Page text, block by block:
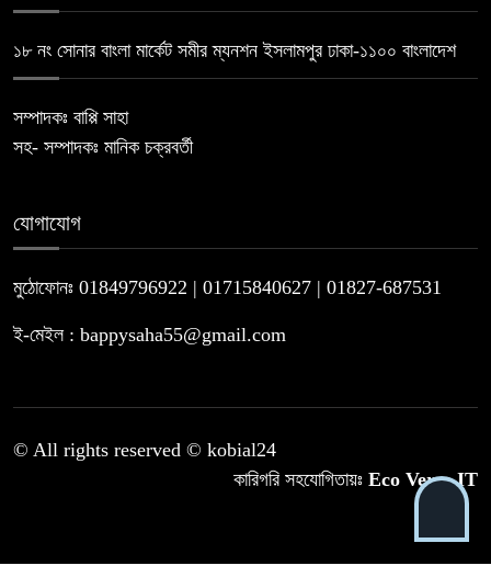
১৮ নং সোনার বাংলা মার্কেট সমীর ম্যনশন ইসলামপুর ঢাকা-১১০০ বাংলাদেশ
সম্পাদকঃ বাপ্পি সাহা
সহ- সম্পাদকঃ মানিক চক্রবর্তী
যোগাযোগ
মুঠোফোনঃ 01849796922 | 01715840627 | 01827-687531
ই-মেইল : bappysaha55@gmail.com
© All rights reserved © kobial24
কারিগরি সহযোগিতায়ঃ Eco Verse IT